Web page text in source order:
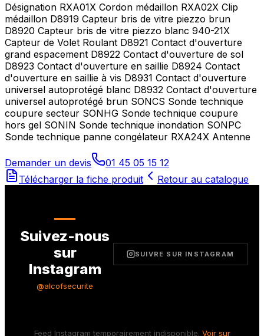
Désignation RXA01X Cordon médaillon RXA02X Clip
médaillon D8919 Capteur bris de vitre piezzo brun
D8920 Capteur bris de vitre piezzo blanc 940-21X
Capteur de Volet Roulant D8921 Contact d'ouverture
grand espacement D8922 Contact d'ouverture de sol
D8923 Contact d'ouverture en saillie D8924 Contact
d'ouverture en saillie à vis D8931 Contact d'ouverture
universel autoprotégé blanc D8932 Contact d'ouverture
universel autoprotégé brun SONCS Sonde technique
coupure secteur SONHG Sonde technique coupure
hors gel SONIN Sonde technique inondation SONPC
Sonde technique panne congélateur RXA24X Antenne
Demander un devis
01 45 05 15 12
Télécharger la fiche produit
Retour au catalogue
Suivez-nous
sur
Instagram
@alcofsecurite
SUIVRE SUR INSTAGRAM
Feed Instagram temporairement indisponible. Voir sur